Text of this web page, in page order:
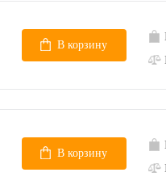
В корзину
В корзину